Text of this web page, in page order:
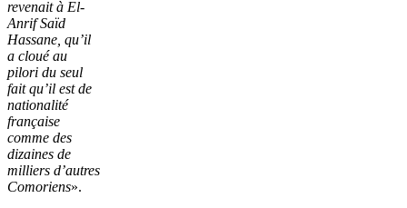
revenait à El-
Anrif Saïd
Hassane, qu’il
a cloué au
pilori du seul
fait qu’il est de
nationalité
française
comme des
dizaines de
milliers d’autres
Comoriens».